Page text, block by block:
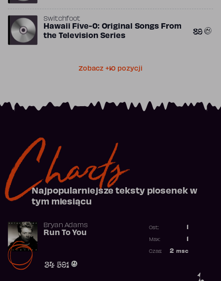
Switchfoot
Hawaii Five-0: Original Songs From
the Television Series
89
Zobacz +10 pozycji
Charts
Najpopularniejsze teksty piosenek w
tym miesiącu
1.
Bryan Adams
Run To You
34 591
Ost.:
Max:
2 msc
Czas: